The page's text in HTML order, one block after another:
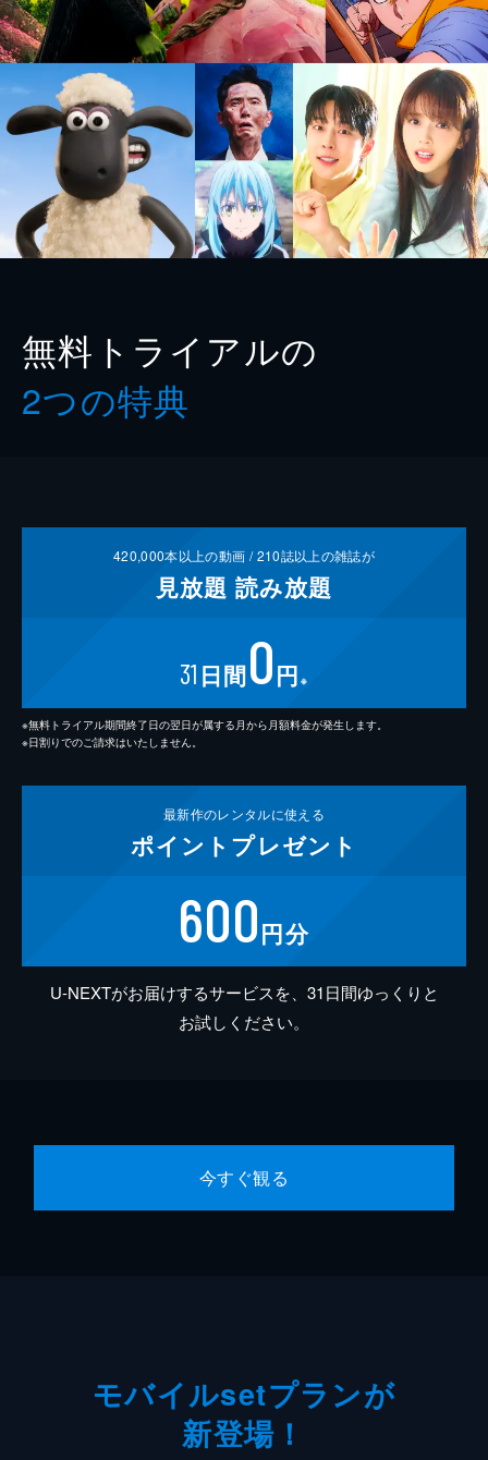
無料トライアルの
2つの特典
420,000本以上の動画 /210誌以上の雑誌が
見放題 読み放題
31 日間0円 ※
※無料トライアル期間終了日の翌日が属する月から月額料金が発生します。
※日割りでのご請求はいたしません。
最新作のレンタルに使える
ポイント プレゼント
600円分
U-NEXTがお届けするサービスを、31日間ゆっくりと
お試しください。
今すぐ観る
モバイルsetプランが
新登場！